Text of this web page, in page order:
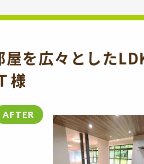
を広々とした
様